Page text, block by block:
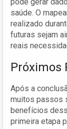
saúde. O
realizado
futuras sejam
reais
Próximos
Após a
muitos passos
benefícios
primeira etapa